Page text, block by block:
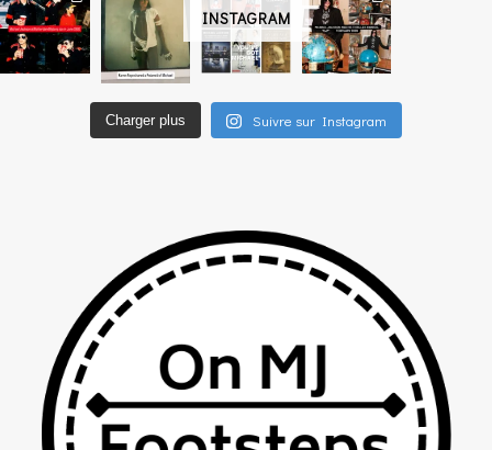
INSTAGRAM
Charger plus Suivre sur Instagram